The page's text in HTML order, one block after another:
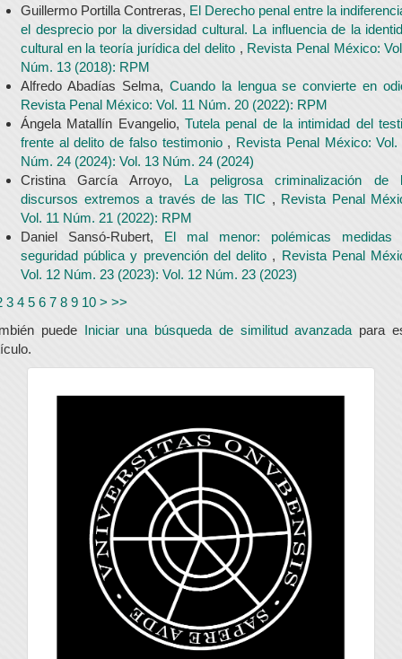
Guillermo Portilla Contreras, El Derecho penal entre la
el desprecio por la diversidad cultural. La influencia de la
cultural en la teoría jurídica del delito , Revista Penal México:
Núm. 13 (2018): RPM
Alfredo Abadías Selma, Cuando la lengua se convierte en
Revista Penal México: Vol. 11 Núm. 20 (2022): RPM
Ángela Matallín Evangelio, Tutela penal de la intimidad del
frente al delito de falso testimonio , Revista Penal México: Vol.
Núm. 24 (2024): Vol. 13 Núm. 24 (2024)
Cristina García Arroyo, La peligrosa criminalización de
discursos extremos a través de las TIC , Revista Penal
Vol. 11 Núm. 21 (2022): RPM
Daniel Sansó-Rubert, El mal menor: polémicas medidas
seguridad pública y prevención del delito , Revista Penal
Vol. 12 Núm. 23 (2023): Vol. 12 Núm. 23 (2023)
3 4 5 6 7 8 9 10 > >>
puede Iniciar una búsqueda de similitud avanzada para
universidad